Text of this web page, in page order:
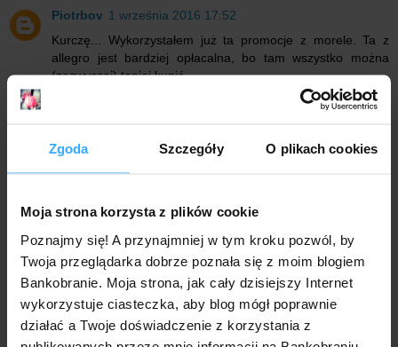
Zgoda Szczegóły O plikach cookies
Moja strona korzysta z plików cookie
Poznajmy się! A przynajmniej w tym kroku pozwól, by
Twoja przeglądarka dobrze poznała się z moim blogiem
Bankobranie. Moja strona, jak cały dzisiejszy Internet
wykorzystuje ciasteczka, aby blog mógł poprawnie
działać a Twoje doświadczenie z korzystania z
Piotrbov 1 września 2016 17:52
Kurczę... Wykorzystałem już ta promocje z morele. Ta z
allegro jest bardziej opłacalna, bo tam wszystko można
(zazwyczaj) taniej kupić.
Anonimowy
na Allegro wybór większy.
Anonimowy 5 listopada 2016 22:13
400 zł na Allegro oznacza święta na bogato ;)
Odpowiedz